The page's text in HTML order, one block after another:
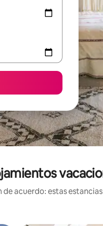
de acuerdo: estas